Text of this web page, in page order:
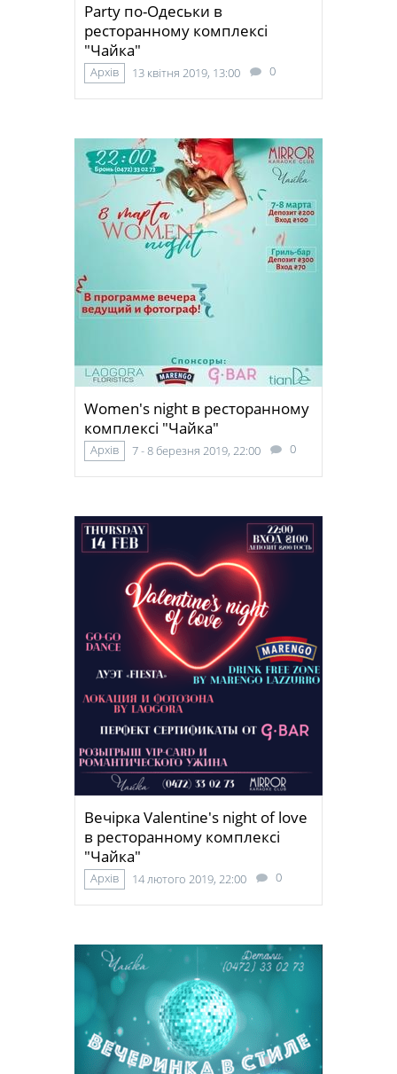
Party по-Одеськи в
ресторанному комплексі
"Чайка"
Архів 13 квітня 2019, 13:00 0
Women's night в ресторанному
комплексі "Чайка"
Архів 7 - 8 березня 2019, 22:00 0
Вечірка Valentine's night of love
в ресторанному комплексі
"Чайка"
Архів 14 лютого 2019, 22:00 0